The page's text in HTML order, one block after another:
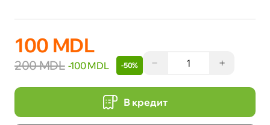
100 MDL
200 MDL -100 MDL -50% − +
В кредит